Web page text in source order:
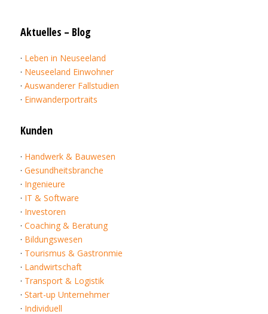
Aktuelles – Blog
· Leben in Neuseeland
· Neuseeland Einwohner
· Auswanderer Fallstudien
· Einwanderportraits
Kunden
· Handwerk & Bauwesen
· Gesundheitsbranche
· Ingenieure
· IT & Software
· Investoren
· Coaching & Beratung
· Bildungswesen
· Tourismus & Gastronmie
· Landwirtschaft
· Transport & Logistik
· Start-up Unternehmer
· Individuell